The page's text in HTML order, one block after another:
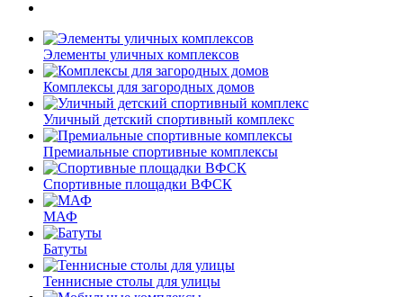
Элементы уличных комплексов
Комплексы для загородных домов
Уличный детский спортивный комплекс
Премиальные спортивные комплексы
Спортивные площадки ВФСК
МАФ
Батуты
Теннисные столы для улицы